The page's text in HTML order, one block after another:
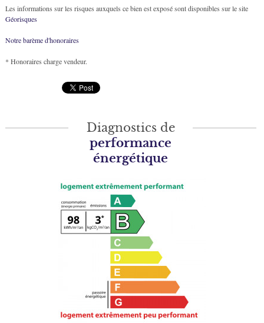
Les informations sur les risques auxquels ce bien est exposé sont disponibles sur le site
Géorisques
Notre barème d'honoraires
* Honoraires charge vendeur.
Diagnostics de
performance
énergétique